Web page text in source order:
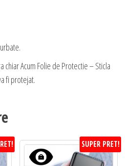
chiar Acum Folie de Protectie – Sticla
fi protejat.
SUPER PRET!